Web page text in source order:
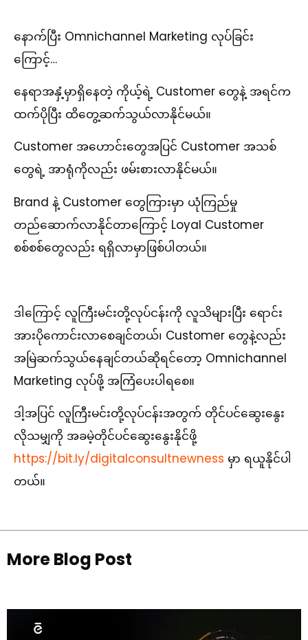
နောက်ပြီး Omnichannel Marketing လုပ်ခြင်း
ကြောင့်…
နေရာအနှံ့မှာရှိနေတဲ့ ကိုယ့်ရဲ့ Customer တွေနဲ့ အရင်က
ထက်ပိုပြီး ထိတွေ့ဆက်သွယ်လာနိုင်မယ်။
Customer အဟောင်းတွေအပြင် Customer အသစ်
တွေရဲ့ အာရုံကိုလည်း ဖမ်းစားလာနိုင်မယ်။
Brand နဲ့ Customer တွေကြားမှာ ယုံကြည်မှု
တည်ဆောက်လာနိုင်တာကြောင့် Loyal Customer
စစ်စစ်တွေလည်း ရရှိလာမှာဖြစ်ပါတယ်။
ဒါကြောင့် လူကြီးမင်းတို့လုပ်ငန်းကို လူသိများပြီး ရောင်း
အားပိုကောင်းလာစေချင်တယ်၊ Customer တွေနဲ့လည်း
အမြဲဆက်သွယ်နေချင်တယ်ဆိုရင်တော့ Omnichannel
Marketing လုပ်ဖို့ အကြံပေးပါရစေ။
ဒါ့အပြင် လူကြီးမင်းတို့လုပ်ငန်းအတွက် တိုင်ပင်ဆွေးနွေး
လိုသမျှကို အခမဲ့တိုင်ပင်ဆွေးနွေးနိုင်ဖို့
https://bit.ly/digitalconsultnewness မှာ ရယူနိုင်ပါ
တယ်။
More Blog Post​